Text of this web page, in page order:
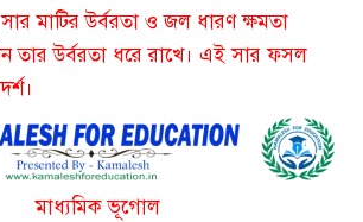
মাটির উর্বরতা ও জল ধারণ ক্ষমতা
তার উর্বরতা ধরে রাখে। এই সার ফসল
মাধ্যমিক ভূগোল